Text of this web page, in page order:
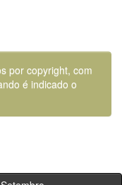
por copyright, com
é indicado o